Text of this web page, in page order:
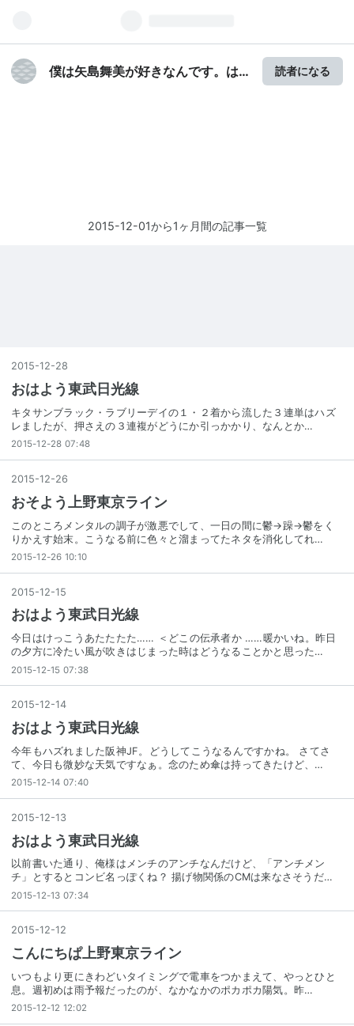
僕は矢島舞美が好きなんです。は
読者になる
2015-12-01から1ヶ月間の記事一覧
2015-12-28
おはよう東武日光線
キタサンブラック・ラブリーデイの１・２着から流した３連単はハズ
レましたが、押さえの３連複がどうにか引っかかり、なんとか…
2015-12-28 07:48
2015-12-26
おそよう上野東京ライン
このところメンタルの調子が激悪でして、一日の間に鬱→躁→鬱をく
りかえす始末。こうなる前に色々と溜まってたネタを消化してれ…
2015-12-26 10:10
2015-12-15
おはよう東武日光線
今日はけっこうあたたたた…… ＜どこの伝承者か ……暖かいね。昨日
の夕方に冷たい風が吹きはじまった時はどうなることかと思った…
2015-12-15 07:38
2015-12-14
おはよう東武日光線
今年もハズれました阪神JF。どうしてこうなるんですかね。 さてさ
て、今日も微妙な天気ですなぁ。念のため傘は持ってきたけど、…
2015-12-14 07:40
2015-12-13
おはよう東武日光線
以前書いた通り、俺様はメンチのアンチなんだけど、「アンチメン
チ」とするとコンビ名っぽくね？ 揚げ物関係のCMは来なさそうだ…
2015-12-13 07:34
2015-12-12
こんにちぱ上野東京ライン
いつもより更にきわどいタイミングで電車をつかまえて、やっとひと
息。週初めは雨予報だったのが、なかなかのポカポカ陽気。昨…
2015-12-12 12:02